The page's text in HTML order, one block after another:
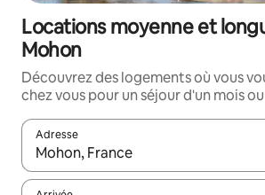
Locations moyenne et
Mohon
Découvrez des logements où vous
chez vous pour un séjour d'un mois
Adresse
Lorsque les résultats s'affichent,